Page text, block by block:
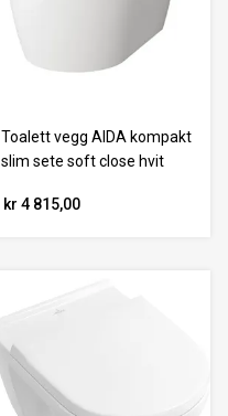
Toalett vegg AIDA kompakt
slim sete soft close hvit
kr 4 815,00